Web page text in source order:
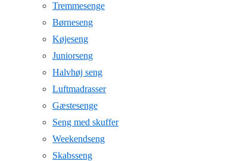
Tremmesenge
Børneseng
Køjeseng
Juniorseng
Halvhøj seng
Luftmadrasser
Gæstesenge
Seng med skuffer
Weekendseng
Skabsseng